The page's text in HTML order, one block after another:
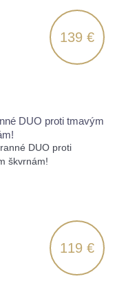
139 €
DUO proti tmavým
119 €